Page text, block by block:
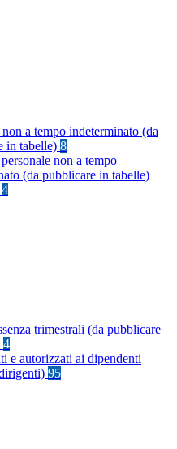
non a tempo indeterminato (da
in tabelle) 8
non a tempo
(da pubblicare in tabelle)
4
trimestrali (da pubblicare
4
e autorizzati ai dipendenti
95